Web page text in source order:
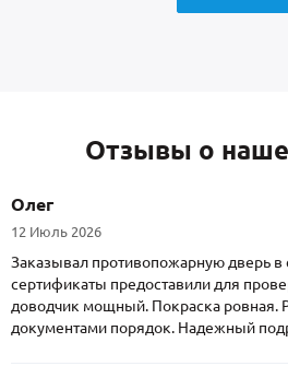
Отзывы о
Олег
12 Июль 2026
Заказывал противопожарную дверь
сертификаты предоставили для
доводчик мощный. Покраска ровная.
документами порядок. Надежный